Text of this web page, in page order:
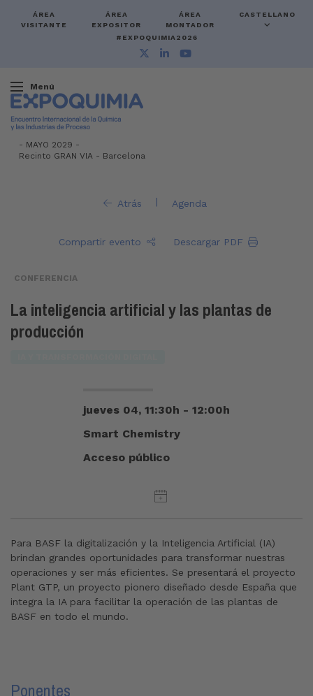
ÁREA
VISITANTE
ÁREA
EXPOSITOR
ÁREA
MONTADOR
CASTELLANO
#EXPOQUIMIA2026
Menú
- MAYO 2029 -
Recinto GRAN VIA - Barcelona
Atrás | Agenda
Compartir evento Descargar PDF
CONFERENCIA
La inteligencia artificial y las plantas de
producción
jueves 04, 11:30h - 12:00h
Smart Chemistry
Acceso público
Para BASF la digitalización y la Inteligencia Artificial (IA)
brindan grandes oportunidades para transformar nuestras
operaciones y ser más eficientes. Se presentará el proyecto
Plant GTP, un proyecto pionero diseñado desde España que
integra la IA para facilitar la operación de las plantas de
BASF en todo el mundo.
Ponentes